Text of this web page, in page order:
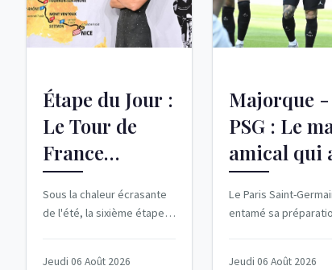
Étape du Jour :
Le Tour de
France
Femmes 2026
en Direct
Sous la chaleur écrasante
de l'été, la sixième étape
Jeudi 06 Août 2026
Majorque -
PSG : Le
amical qui
secoué la
préparation
Le Paris Saint-
entamé sa
Jeudi 06 Août 2026